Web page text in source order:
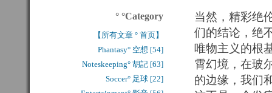
当然，精彩绝
们的结论，绝
唯物主义的根
霄幻境，在玻
的边缘，我们
° °Category
【所有文章 ° 首页】
Phantasy° 空想 [54]
Noteskeeping° 胡記 [63]
Soccer° 足球 [22]